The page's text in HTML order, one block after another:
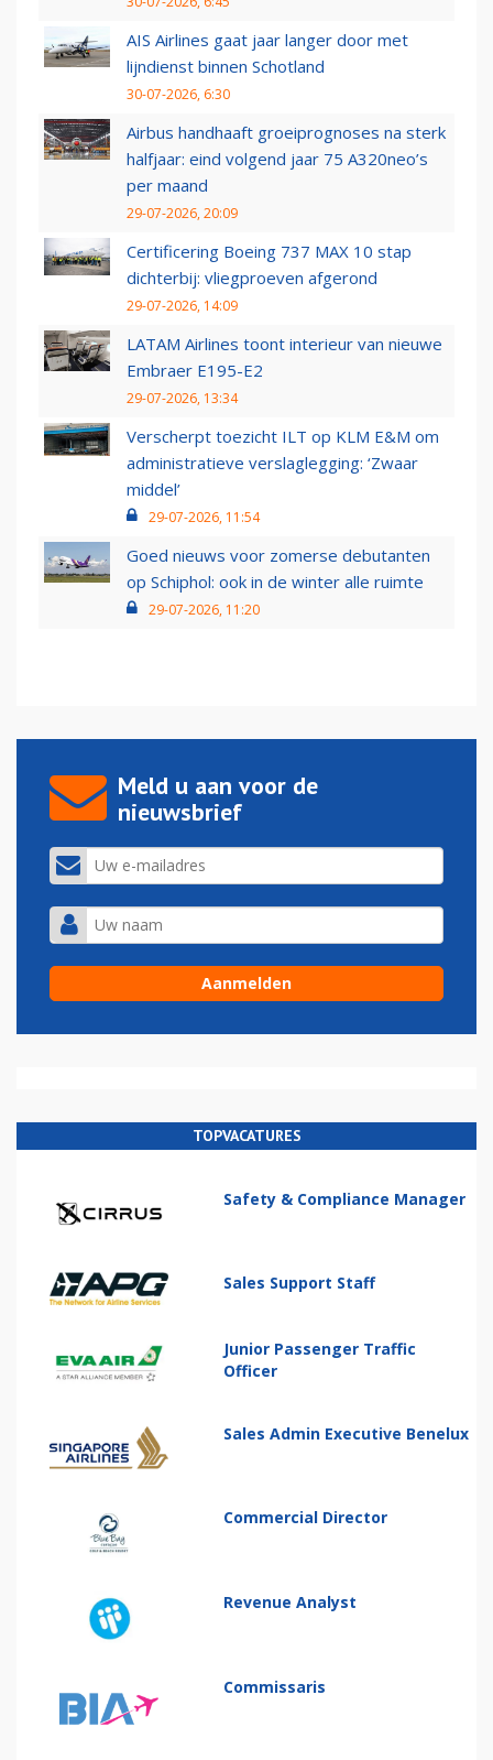
AIS Airlines gaat jaar langer door met
lijndienst binnen Schotland
30-07-2026, 6:30
Airbus handhaaft groeiprognoses na sterk
halfjaar: eind volgend jaar 75 A320neo’s
per maand
29-07-2026, 20:09
Certificering Boeing 737 MAX 10 stap
dichterbij: vliegproeven afgerond
29-07-2026, 14:09
LATAM Airlines toont interieur van nieuwe
Embraer E195-E2
29-07-2026, 13:34
Verscherpt toezicht ILT op KLM E&M om
administratieve verslaglegging: ‘Zwaar
middel’
29-07-2026, 11:54
Goed nieuws voor zomerse debutanten
op Schiphol: ook in de winter alle ruimte
29-07-2026, 11:20
Meld u aan voor de
nieuwsbrief
TOPVACATURES
Safety & Compliance Manager
Sales Support Staff
Junior Passenger Traffic
Officer
Sales Admin Executive Benelux
Commercial Director
Revenue Analyst
Commissaris